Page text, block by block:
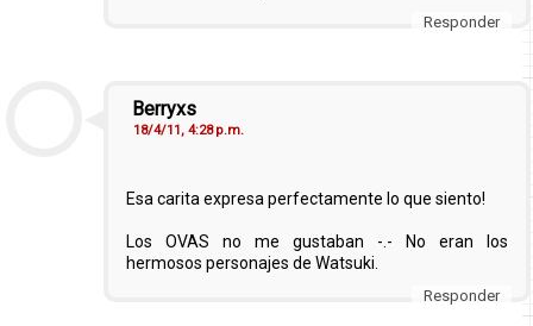
Responder
Berryxs
18/4/11, 4:28 p.m.
Esa carita expresa perfectamente lo que siento!
Los OVAS no me gustaban -.- No eran los
hermosos personajes de Watsuki.
Responder